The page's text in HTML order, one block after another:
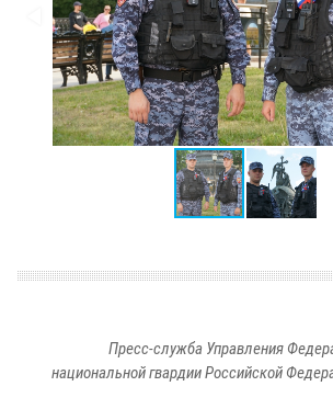
Пресс-служба Управления
национальной гвардии Российской